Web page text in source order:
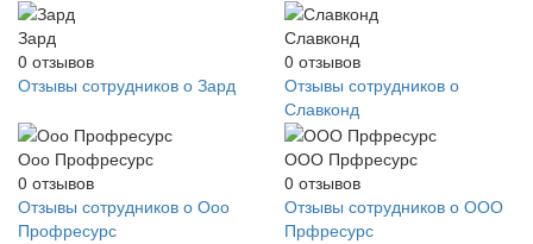
Зард
0 отзывов
Отзывы сотрудников о Зард
Славконд
0 отзывов
Отзывы сотрудников о
Славконд
Ооо Профресурс
0 отзывов
Отзывы сотрудников о Ооо
Профресурс
ООО Прфресурс
0 отзывов
Отзывы сотрудников о ООО
Прфресурс